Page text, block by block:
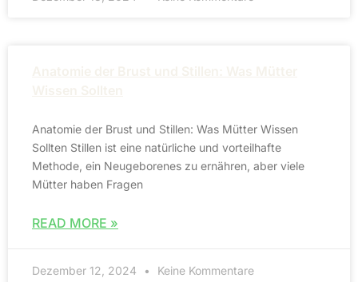
Anatomie der Brust und Stillen: Was Mütter Wissen
Sollten Stillen ist eine natürliche und vorteilhafte
Methode, ein Neugeborenes zu ernähren, aber viele
Mütter haben Fragen
READ MORE »
Dezember 12, 2024 Keine Kommentare